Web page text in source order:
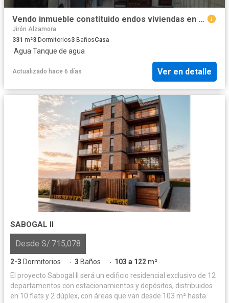
Vendo inmueble constituido endos viviendas en Calle Ricardo con calle Huallaga
Jirón Alzamora
331 m²3 Dormitorios3 BañosCasa
·Agua·Tanque de agua
Actualizado hace 6 días Ver en detalle
SABOGAL II
Desde S/.715,078
2-3 Dormitorios · 3 Baños · 103 a 122m²
El proyecto Sabogal II será un edificio residencial exclusivo de 12
departamentos con estacionamientos y depósitos, distribuidos
en 10 flats y 2 dúplex, con áreas que van desde 103 m² hasta